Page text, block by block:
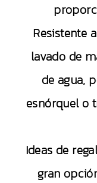
Resistente
lavado de
de agua,
esnórquel o
Ideas de
gran